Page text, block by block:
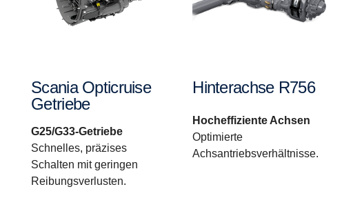
Scania Opticruise
Getriebe
G25/G33-Getriebe
Schnelles, präzises
Schalten mit geringen
Reibungsverlusten.
Hinterachse R756
Hocheffiziente Achsen
Optimierte
Achsantriebsverhältnisse.